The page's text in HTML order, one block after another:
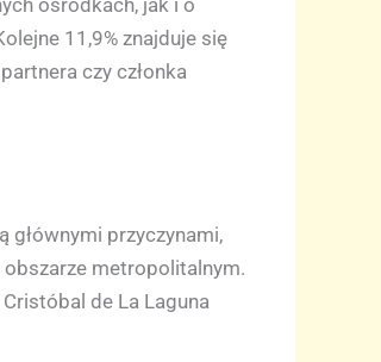
ośrodkach, jak i o
11,9% znajduje się
czy członka
głównymi przyczynami,
obszarze metropolitalnym.
de La Laguna